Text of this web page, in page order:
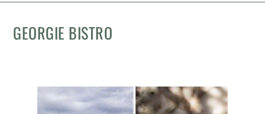
GEORGIE BISTRO